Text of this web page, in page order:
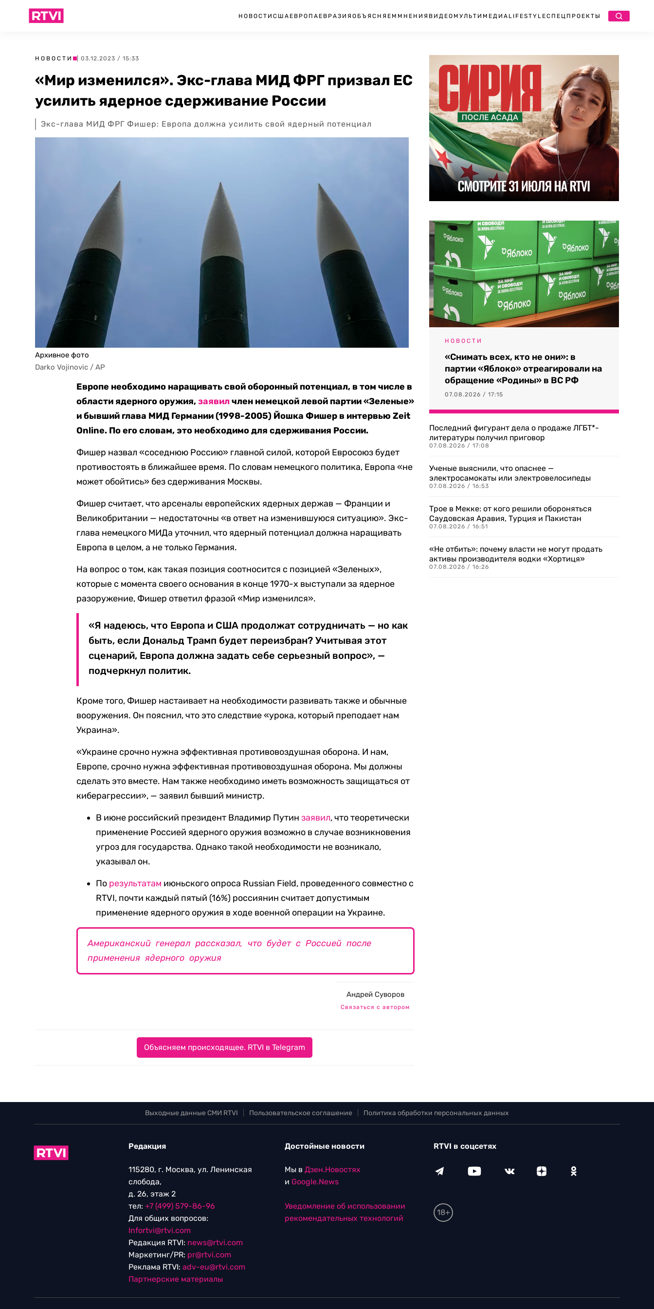
НОВОСТИ США ЕВРОПА ЕВРАЗИЯ ОБЪЯСНЯЕМ МНЕНИЯ ВИДЕО МУЛЬТИМЕДИА LIFESTYLEСПЕЦПРОЕКТЫ
НОВОСТИ | 03.12.2023 / 15:33
«Мир изменился». Экс-глава МИД ФРГ призвал ЕС
усилить ядерное сдерживание России
Экс-глава МИД ФРГ Фишер: Европа должна усилить свой ядерный потенциал
Архивное фото
Darko Vojinovic / AP
Европе необходимо наращивать свой оборонный потенциал, в том числе в
области ядерного оружия,заявилчлен немецкой левой партии «Зеленые»
и бывший глава МИД Германии (1998-2005) Йошка Фишер в интервью Zeit
Online. По его словам, это необходимо для сдерживания России.
Фишер назвал «соседнюю Россию» главной силой, которой Евросоюз будет
противостоять в ближайшее время. По словам немецкого политика, Европа «не
может обойтись» без сдерживания Москвы.
Фишер считает, что арсеналы европейских ядерных держав — Франции и
Великобритании — недостаточны «в ответ на изменившуюся ситуацию». Экс-
глава немецкого МИДа уточнил, что ядерный потенциал должна наращивать
Европа в целом, а не только Германия.
На вопрос о том, как такая позиция соотносится с позицией «Зеленых»,
которые с момента своего основания в конце 1970-х выступали за ядерное
разоружение, Фишер ответил фразой «Мир изменился».
«Я надеюсь, что Европа и США продолжат сотрудничать — но как
быть, если Дональд Трамп будет переизбран? Учитывая этот
сценарий, Европа должна задать себе серьезный вопрос», —
подчеркнул политик.
Кроме того, Фишер настаивает на необходимости развивать также и обычные
вооружения. Он пояснил, что это следствие «урока, который преподает нам
Украина».
«Украине срочно нужна эффективная противовоздушная оборона. И нам,
Европе, срочно нужна эффективная противовоздушная оборона. Мы должны
сделать это вместе. Нам также необходимо иметь возможность защищаться от
киберагрессии», — заявил бывший министр.
В июне российский президент Владимир Путинзаявил, что теоретически
применение Россией ядерного оружия возможно в случае возникновения
угроз для государства. Однако такой необходимости не возникало,
указывал он.
По результатам июньского опроса Russian Field, проведенного совместно с
RTVI, почти каждый пятый (16%) россиянин считает допустимым
применение ядерного оружия в ходе военной операции на Украине.
Американский генерал рассказал, что будет с Россией после
применения ядерного оружия
Андрей Суворов
Связаться с автором
Объясняем происходящее. RTVI в Telegram
НОВОСТИ
«Снимать всех, кто не они»: в
партии «Яблоко» отреагировали на
обращение «Родины» в ВС РФ
07.08.2026 / 17:15
Последний фигурант дела о продаже ЛГБТ*-
литературы получил приговор
07.08.2026 / 17:08
Ученые выяснили, что опаснее —
электросамокаты или электровелосипеды
07.08.2026 / 16:53
Трое в Мекке: от кого решили обороняться
Саудовская Аравия, Турция и Пакистан
07.08.2026 / 16:51
«Не отбить»: почему власти не могут продать
активы производителя водки «Хортиця»
07.08.2026 / 16:26
Выходные данные СМИ RTVI Пользовательское соглашение Политика обработки персональных данных
Редакция
115280, г. Москва, ул. Ленинская
слобода,
д. 26, этаж 2
тел: +7 (499) 579-86-96
Для общих вопросов:
Infortvi@rtvi.com
Редакция RTVI: news@rtvi.com
Маркетинг/PR: pr@rtvi.com
Реклама RTVI: adv-eu@rtvi.com
Партнерские материалы
Достойные новости
Мы в Дзен.Новостях
и Google.News
Уведомление об использовании
рекомендательных технологий
RTVI в соцсетях
18+